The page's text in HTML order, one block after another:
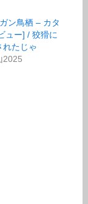
ン鳥栖 – カタ
ュー] / 狡猾に
れたじゃ
2025